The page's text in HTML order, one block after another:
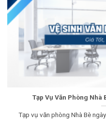
Tạp Vụ Văn Phòng Nhà
Tạp vụ văn phòng Nhà Bè